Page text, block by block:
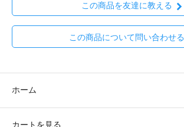
この商品を友達に教える
この商品について問い合わせる
ホーム
カートを見る